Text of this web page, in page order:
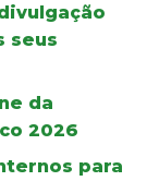
seus
da
2026
para